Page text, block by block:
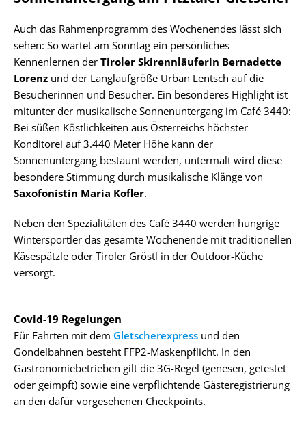
Auch das Rahmenprogramm des Wochenendes lässt sich
sehen: So wartet am Sonntag ein persönliches
Kennenlernen der Tiroler Skirennläuferin Bernadette
Lorenz und der Langlaufgröße Urban Lentsch auf die
Besucherinnen und Besucher. Ein besonderes Highlight ist
mitunter der musikalische Sonnenuntergang im Café 3440:
Bei süßen Köstlichkeiten aus Österreichs höchster
Konditorei auf 3.440 Meter Höhe kann der
Sonnenuntergang bestaunt werden, untermalt wird diese
besondere Stimmung durch musikalische Klänge von
Saxofonistin Maria Kofler.
Neben den Spezialitäten des Café 3440 werden hungrige
Wintersportler das gesamte Wochenende mit traditionellen
Käsespätzle oder Tiroler Gröstl in der Outdoor-Küche
versorgt.
Covid-19 Regelungen
Für Fahrten mit dem Gletscherexpress und den
Gondelbahnen besteht FFP2-Maskenpflicht. In den
Gastronomiebetrieben gilt die 3G-Regel (genesen, getestet
oder geimpft) sowie eine verpflichtende Gästeregistrierung
an den dafür vorgesehenen Checkpoints.